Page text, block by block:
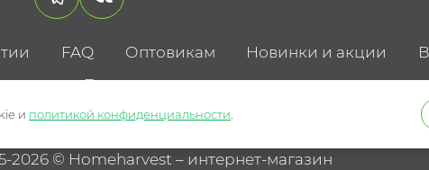
FAQ Оптовикам Новинки и акции
Пользовательское соглашение
2026 © Homeharvest – интернет-магазин
и политикой конфиденциальности